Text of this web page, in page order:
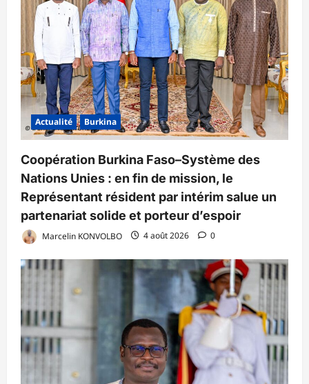
Actualité Burkina
Coopération Burkina Faso–Système des
Nations Unies : en fin de mission, le
Représentant résident par intérim salue un
partenariat solide et porteur d’espoir
Marcelin KONVOLBO 4 août 2026 0